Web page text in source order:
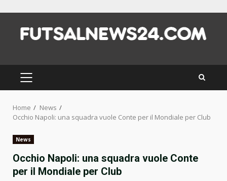
content
PRIMARY
MENU
Home
News
Occhio Napoli: una squadra vuole Conte per il Mondiale per Club
News
Occhio Napoli: una squadra vuole Conte
per il Mondiale per Club